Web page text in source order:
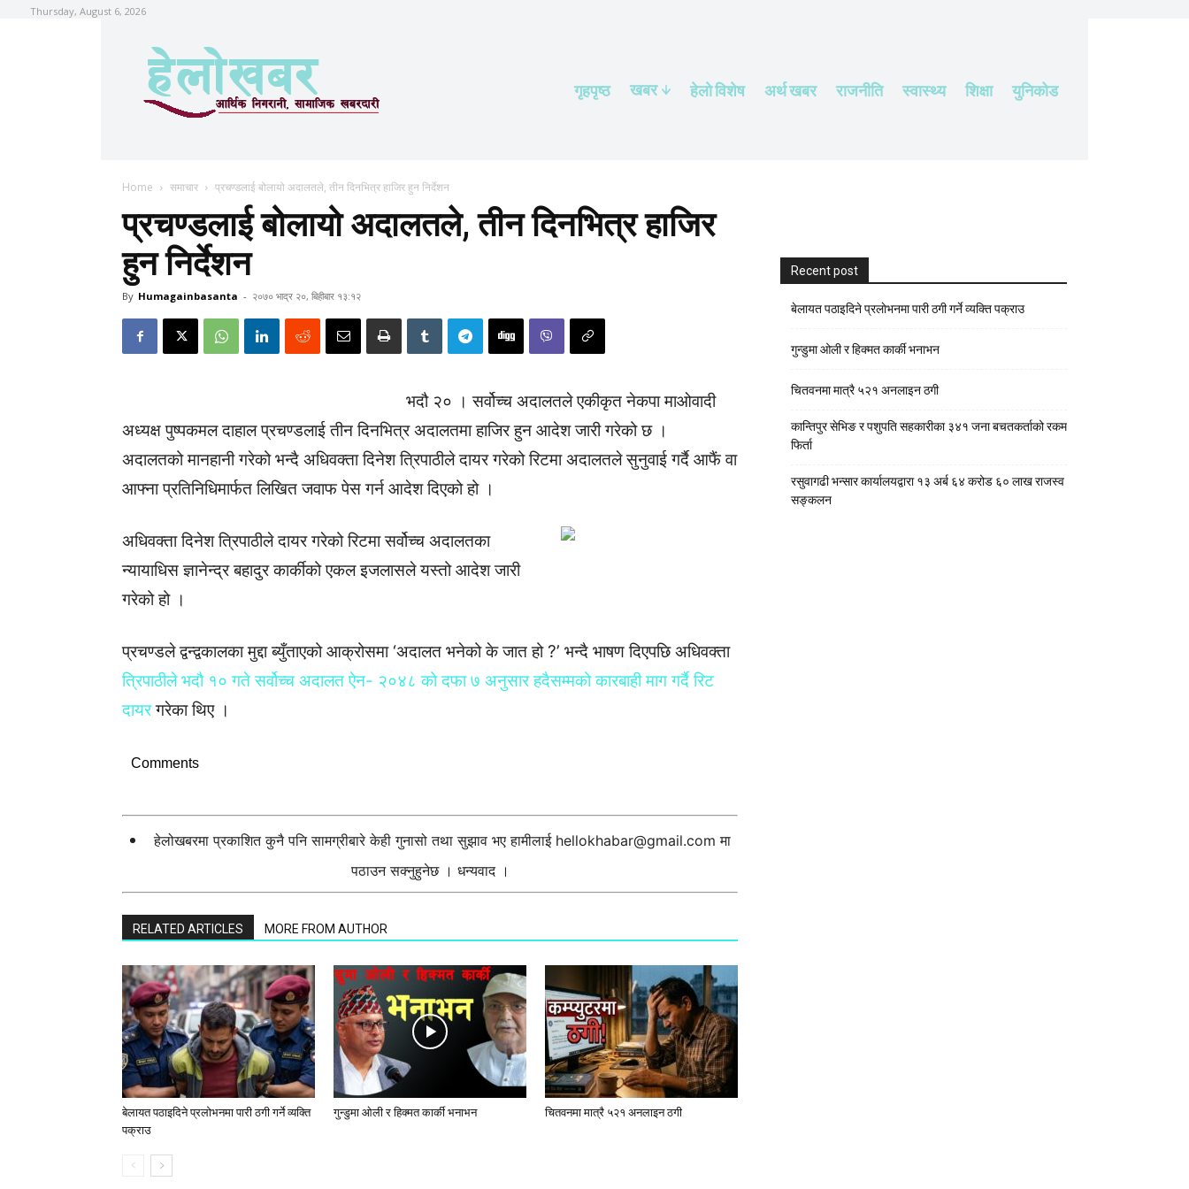
Thursday, August 6, 2026
गृहपृष्ठ खबर हेलाे विशेष अर्थ खबर राजनीति स्वास्थ्य शिक्षा युनिकोड
Home समाचार प्रचण्डलाई बोलायो अदालतले, तीन दिनभित्र हाजिर हुन निर्देशन
प्रचण्डलाई बोलायो अदालतले, तीन दिनभित्र हाजिर
हुन निर्देशन
By Humagainbasanta - २०७० भाद्र २०, बिहीबार १३:१२
भदौ २० । सर्वोच्च अदालतले एकीकृत नेकपा माओवादी
अध्यक्ष पुष्पकमल दाहाल प्रचण्डलाई तीन दिनभित्र अदालतमा हाजिर हुन आदेश जारी गरेको छ ।
अदालतको मानहानी गरेको भन्दै अधिवक्ता दिनेश त्रिपाठीले दायर गरेको रिटमा अदालतले सुनुवाई गर्दै आफैं वा
आफ्ना प्रतिनिधिमार्फत लिखित जवाफ पेस गर्न आदेश दिएको हो ।
अधिवक्ता दिनेश त्रिपाठीले दायर गरेको रिटमा सर्वोच्च अदालतका
न्यायाधिस ज्ञानेन्द्र बहादुर कार्कीको एकल इजलासले यस्तो आदेश जारी
गरेको हो ।
प्रचण्डले द्वन्द्वकालका मुद्दा ब्युँताएको आक्रोसमा ‘अदालत भनेको के जात हो ?’ भन्दै भाषण दिएपछि अधिवक्ता
त्रिपाठीले भदौ १० गते सर्वोच्च अदालत ऐन- २०४८ को दफा ७ अनुसार हदैसम्मको कारबाही माग गर्दै रिट
दायरगरेका थिए ।
Comments
हेलोखबरमा प्रकाशित कुनै पनि सामग्रीबारे केही गुनासो तथा सुझाव भए हामीलाई hellokhabar@gmail.com मा
पठाउन सक्नुहुनेछ । धन्यवाद ।
RELATED ARTICLES MORE FROM AUTHOR
बेलायत पठाइदिने प्रलाेभनमा पारी ठगी गर्ने व्यक्ति
पक्राउ
गुन्डुमा ओली र हिक्मत कार्की भनाभन चितवनमा मात्रै ५२१ अनलाइन ठगी
Recent post
बेलायत पठाइदिने प्रलाेभनमा पारी ठगी गर्ने व्यक्ति पक्राउ
गुन्डुमा ओली र हिक्मत कार्की भनाभन
चितवनमा मात्रै ५२१ अनलाइन ठगी
कान्तिपुर सेभिङ र पशुपति सहकारीका ३४१ जना बचतकर्ताको रकम
फिर्ता
रसुवागढी भन्सार कार्यालयद्वारा १३ अर्ब ६४ करोड ६० लाख राजस्व
सङ्कलन